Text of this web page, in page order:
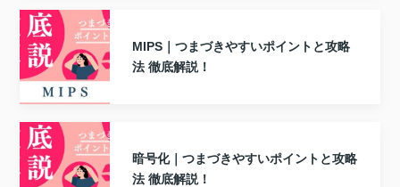
MIPS｜つまづきやすいポイントと攻略
法 徹底解説！
暗号化｜つまづきやすいポイントと攻略
法 徹底解説！